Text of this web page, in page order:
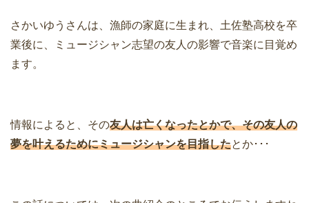
さかいゆうさんは、漁師の家庭に生まれ、土佐塾高校を卒
業後に、ミュージシャン志望の友人の影響で音楽に目覚め
ます。
情報によると、その友人は亡くなったとかで、その友人の
夢を叶えるためにミュージシャンを目指したとか･･･